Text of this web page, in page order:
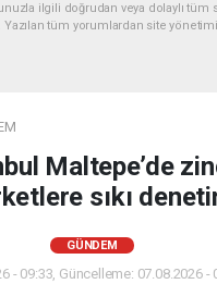
ilgili doğrudan veya dolaylı
Yazılan tüm yorumlardan site
Maltepe’de
sıkı
GÜNDEM
- 09:33, Güncelleme: 07.08.2026 -